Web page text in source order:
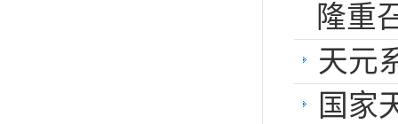
隆重
天元
国家